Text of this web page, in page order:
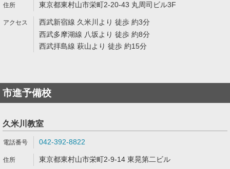
東京都東村山市栄町2-20-43 丸周司ビル3F
西武新宿線 久米川より 徒歩 約3分
西武多摩湖線 八坂より 徒歩 約8分
西武拝島線 萩山より 徒歩 約15分
市進予備校
久米川教室
042-392-8822
東京都東村山市栄町2-9-14 東晃第二ビル